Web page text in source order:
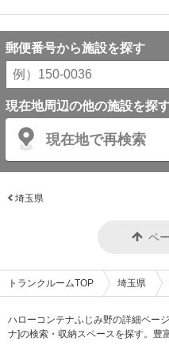
郵便番号から施設を探す
現在地周辺の他の施設を探
現在地で再検索
埼玉県
ペ
トランクルームTOP 埼玉県
ハローコンテナふじみ野の詳細ペー
ナ]の検索・収納スペースを探す。豊
スペースを簡単に探せるトランクル